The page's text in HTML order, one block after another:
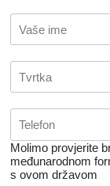
Molimo provjerite
međunarodnom
s ovom državom